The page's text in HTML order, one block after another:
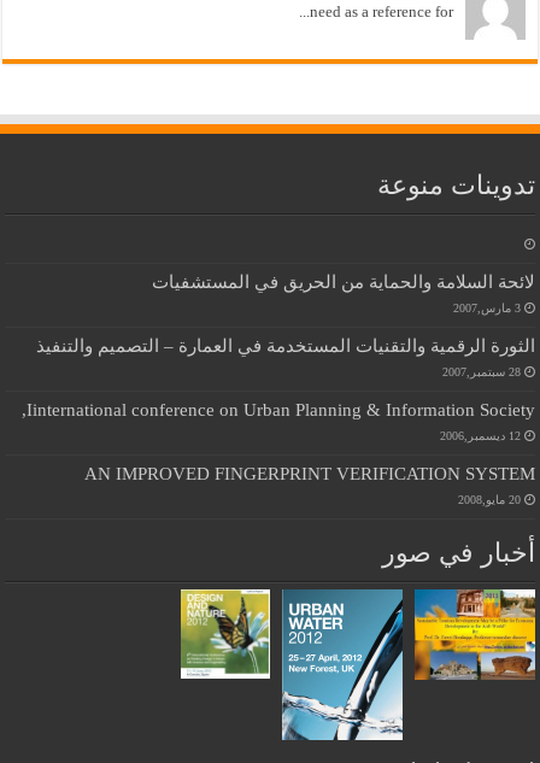
need as a reference for...
تدوينات منوعة
لائحة السلامة والحماية من الحريق في المستشفيات
3 مارس,2007
الثورة الرقمية والتقنيات المستخدمة في العمارة – التصميم والتنفيذ
28 سبتمبر,2007
Iinternational conference on Urban Planning & Information Society,
12 ديسمبر,2006
AN IMPROVED FINGERPRINT VERIFICATION SYSTEM
20 مايو,2008
أخبار في صور